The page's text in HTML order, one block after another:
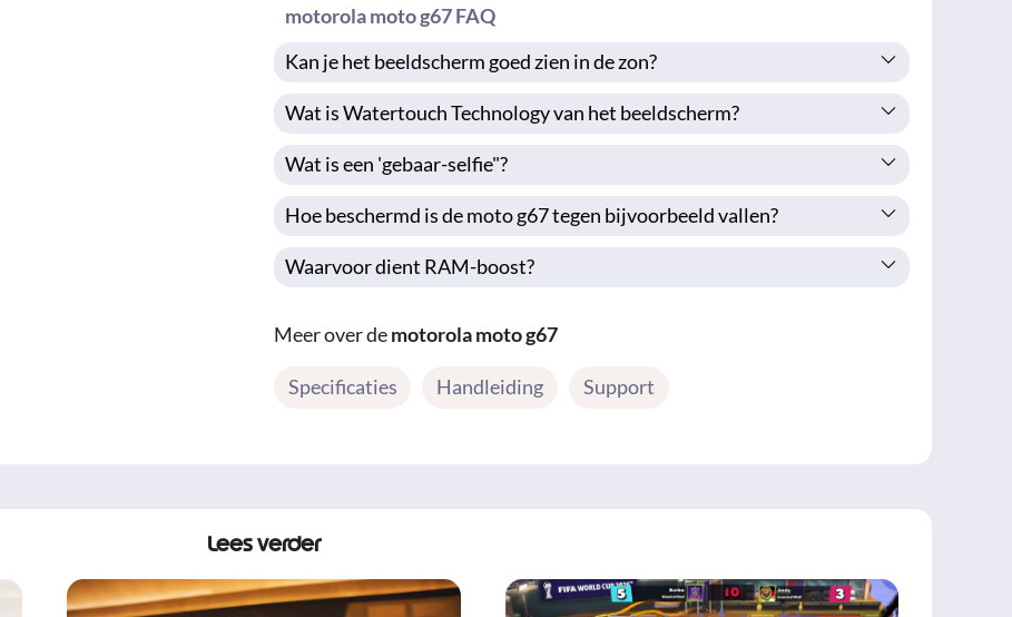
motorola moto g67 FAQ
Kan je het beeldscherm goed zien in de zon?
Wat is Watertouch Technology van het beeldscherm?
Wat is een 'gebaar-selfie"?
Hoe beschermd is de moto g67 tegen bijvoorbeeld vallen?
Waarvoor dient RAM-boost?
Meer over demotorola moto g67
Specificaties Handleiding Support
Lees verder